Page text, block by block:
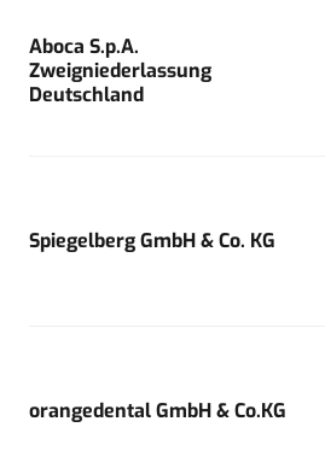
Aboca S.p.A.
Zweigniederlassung
Deutschland
Spiegelberg GmbH & Co. KG
orangedental GmbH & Co.KG